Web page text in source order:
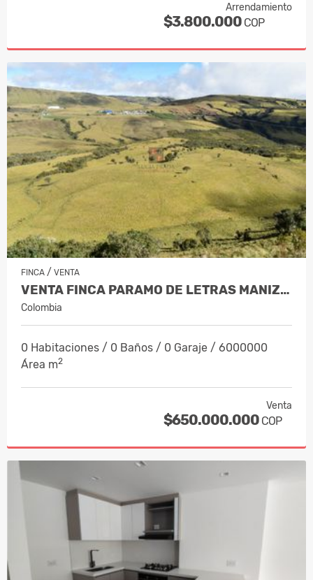
Arrendamiento
$3.800.000 COP
FINCA / VENTA
VENTA FINCA PARAMO DE LETRAS MANIZAL…
Colombia
0 Habitaciones / 0 Baños / 0 Garaje / 6000000
Área m2
Venta
$650.000.000 COP